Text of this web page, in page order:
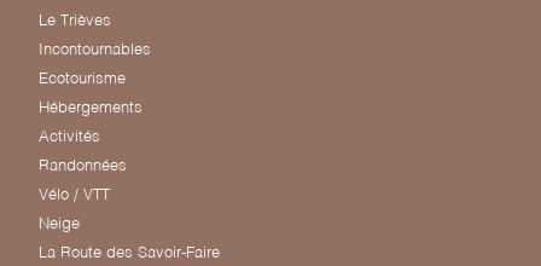
Le Trièves
Incontournables
Ecotourisme
Hébergements
Activités
Randonnées
Vélo / VTT
Neige
La Route des Savoir-Faire